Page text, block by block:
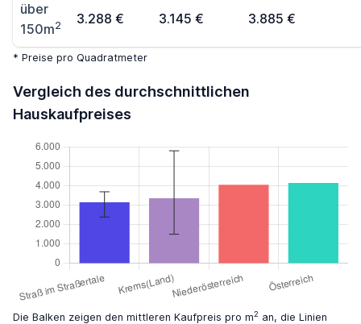
über
150m2 3.288 € 3.145 € 3.885 €
* Preise pro Quadratmeter
Vergleich des durchschnittlichen
Hauskaufpreises
Die Balken zeigen den mittleren Kaufpreis pro m2 an, die Linien